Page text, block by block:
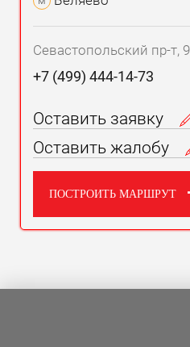
Севастопольский пр-т,
+7 (499) 444-14-73
Оставить заявку
Оставить жалобу
ПОСТРОИТЬ МАРШРУТ